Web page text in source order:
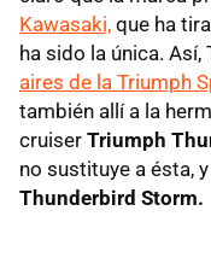
Kawasaki, que ha
ha sido la única. Así,
aires de la Triumph
también allí a la
cruiser Triumph
no sustituye a ésta,
Thunderbird Storm.